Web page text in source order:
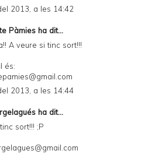
2013, a les 14:42
Pàmies ha dit...
A veure si tinc sort!!!
és:
2013, a les 14:44
ha dit...
sort!!! ;P